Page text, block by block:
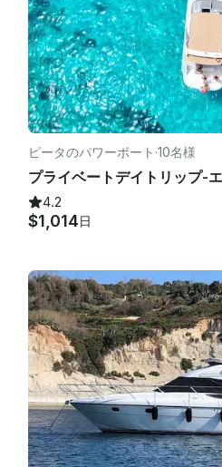
ピータのパワーボート ·10名様
4.2
$1,014日